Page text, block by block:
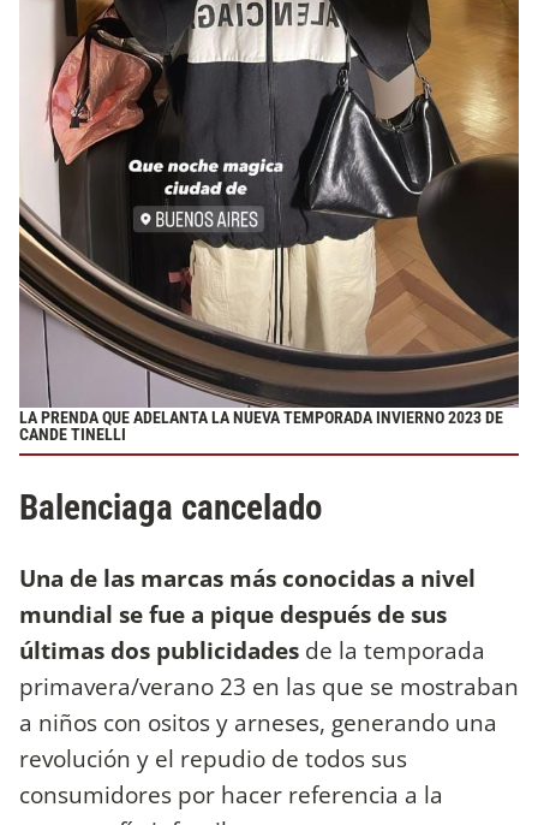
LA PRENDA QUE ADELANTA LA NUEVA TEMPORADA INVIERNO 2023 DE
CANDE TINELLI
Balenciaga cancelado
Una de las marcas más conocidas a nivel
mundial se fue a pique después de sus
últimas dos publicidades de la temporada
primavera/verano 23 en las que se mostraban
a niños con ositos y arneses, generando una
revolución y el repudio de todos sus
consumidores por hacer referencia a la